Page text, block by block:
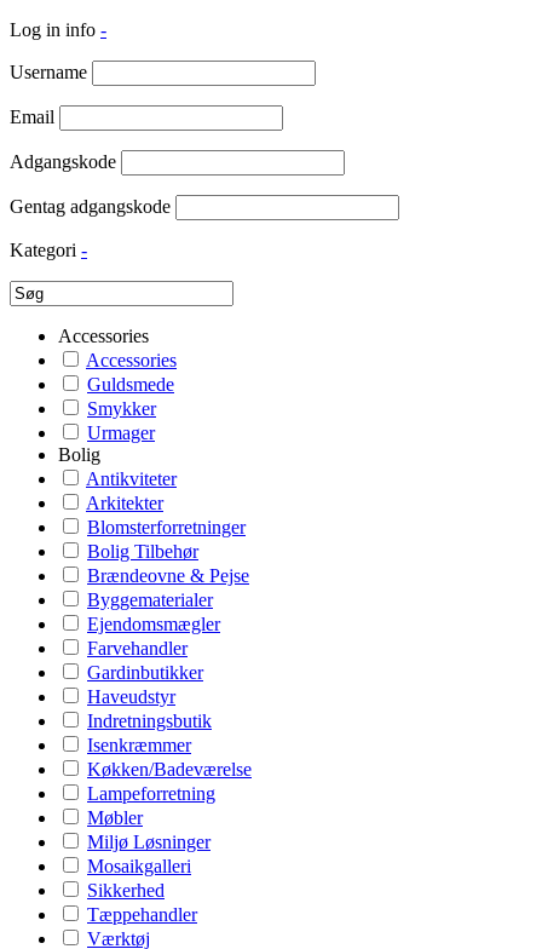
Log in info -
Username
Email
Adgangskode
Gentag adgangskode
Kategori -
Accessories
Accessories
Guldsmede
Smykker
Urmager
Bolig
Antikviteter
Arkitekter
Blomsterforretninger
Bolig Tilbehør
Brændeovne & Pejse
Byggematerialer
Ejendomsmægler
Farvehandler
Gardinbutikker
Haveudstyr
Indretningsbutik
Isenkræmmer
Køkken/Badeværelse
Lampeforretning
Møbler
Miljø Løsninger
Mosaikgalleri
Sikkerhed
Tæppehandler
Værktøj